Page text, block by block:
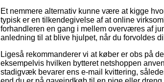
Et nemmere alternativ kunne være at kigge
typisk er en tilkendegivelse af at online
forhandleren en gang i mellem overværes af
anledning til at blive hjulpet, når du forvoldes
Ligeså rekommanderer vi at køber er obs på
eksempelvis hvilken bytteret netshoppen
stadigvæk bevarer ens e-mail kvittering,